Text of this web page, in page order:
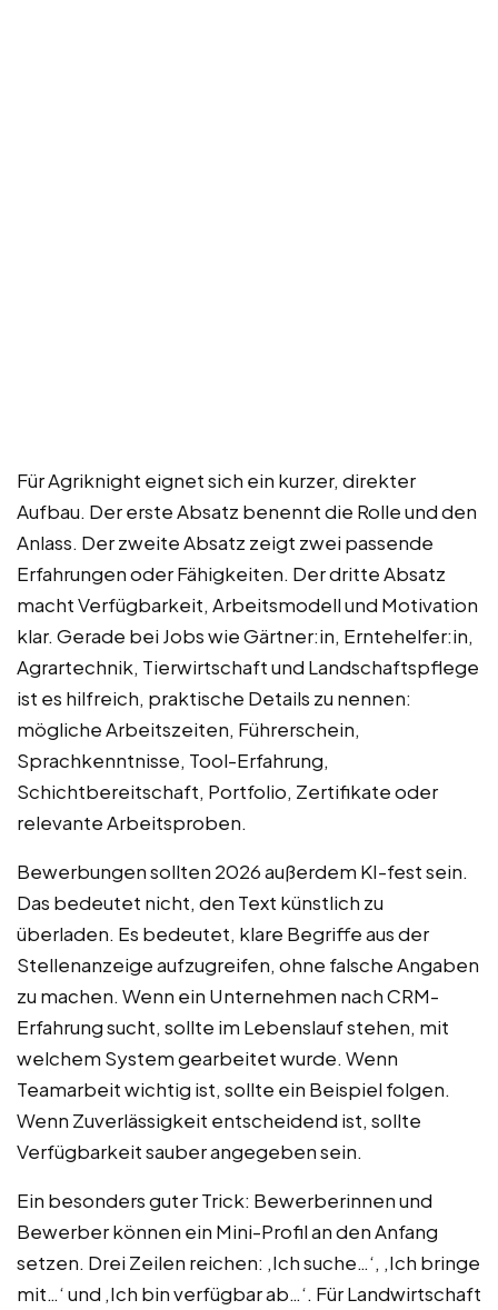
Für Agriknight eignet sich ein kurzer, direkter
Aufbau. Der erste Absatz benennt die Rolle und den
Anlass. Der zweite Absatz zeigt zwei passende
Erfahrungen oder Fähigkeiten. Der dritte Absatz
macht Verfügbarkeit, Arbeitsmodell und Motivation
klar. Gerade bei Jobs wie Gärtner:in, Erntehelfer:in,
Agrartechnik, Tierwirtschaft und Landschaftspflege
ist es hilfreich, praktische Details zu nennen:
mögliche Arbeitszeiten, Führerschein,
Sprachkenntnisse, Tool-Erfahrung,
Schichtbereitschaft, Portfolio, Zertifikate oder
relevante Arbeitsproben.
Bewerbungen sollten 2026 außerdem KI-fest sein.
Das bedeutet nicht, den Text künstlich zu
überladen. Es bedeutet, klare Begriffe aus der
Stellenanzeige aufzugreifen, ohne falsche Angaben
zu machen. Wenn ein Unternehmen nach CRM-
Erfahrung sucht, sollte im Lebenslauf stehen, mit
welchem System gearbeitet wurde. Wenn
Teamarbeit wichtig ist, sollte ein Beispiel folgen.
Wenn Zuverlässigkeit entscheidend ist, sollte
Verfügbarkeit sauber angegeben sein.
Ein besonders guter Trick: Bewerberinnen und
Bewerber können ein Mini-Profil an den Anfang
setzen. Drei Zeilen reichen: ‚Ich suche…‘, ‚Ich bringe
mit…‘ und ‚Ich bin verfügbar ab…‘. Für Landwirtschaft